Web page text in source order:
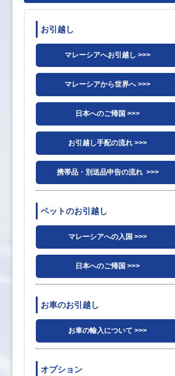
お引越し
マレーシアへお引越し >>>
マレーシアから世界へ >>>
日本へのご帰国 >>>
お引越し手配の流れ >>>
携帯品・別送品申告の流れ >>>
ペットのお引越し
マレーシアへの入国 >>>
日本へのご帰国 >>>
お車のお引越し
お車の輸入について >>>
オプション